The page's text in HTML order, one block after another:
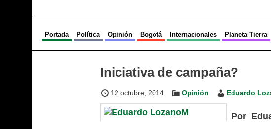
Portada Política Opinión Bogotá Internacionales Planeta Tierra
Iniciativa de campaña?
12 octubre, 2014 Opinión Eduardo
Por